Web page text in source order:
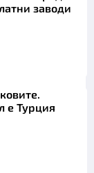
заводи
е Турция